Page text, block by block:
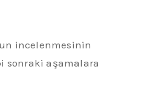
incelenmesinin
sonraki aşamalara